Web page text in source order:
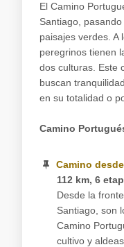
El Camino
Santiago,
paisajes verdes. A
peregrinos tienen
dos culturas. Este
buscan
en su totalidad o
Camino
Camino
112 km, 6
Desde la
Santiago, son
Camino
cultivo y